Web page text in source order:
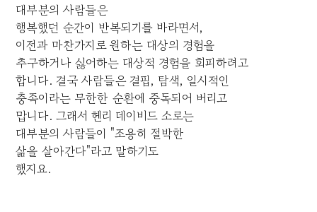
대부분의 사람들은
행복했던 순간이 반복되기를 바라면서,
이전과 마찬가지로 원하는 대상의 경험을
추구하거나 싫어하는 대상적 경험을 회피하려고
합니다. 결국 사람들은 결핍, 탐색, 일시적인
충족이라는 무한한 순환에 중독되어 버리고
맙니다. 그래서 헨리 데이비드 소로는
대부분의 사람들이 "조용히 절박한
삶을 살아간다"라고 말하기도
했지요.